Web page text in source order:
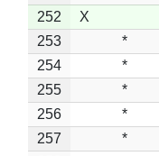
252
X
253
*
254
*
255
*
256
*
257
*